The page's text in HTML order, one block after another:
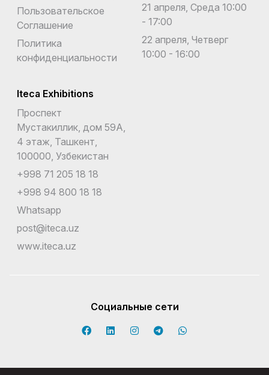
Пользовательское
Соглашение
Политика
конфиденциальности
21 апреля, Среда 10:00
- 17:00
22 апреля, Четверг
10:00 - 16:00
Iteca Exhibitions
Проспект
Мустакиллик, дом 59А,
4 этаж, Ташкент,
100000, Узбекистан
+998 71 205 18 18
+998 94 800 18 18
Whatsapp
post@iteca.uz
www.iteca.uz
Социальные сети